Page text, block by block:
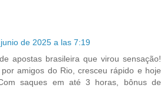
de 2025 a las 7:19
apostas brasileira que virou sensação!
amigos do Rio, cresceu rápido e hoje
saques em até 3 horas, bônus de